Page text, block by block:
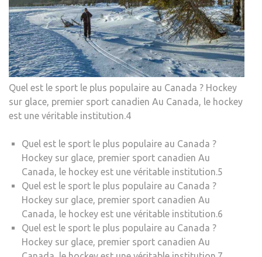
Quel est le sport le plus populaire au Canada ? Hockey
sur glace, premier sport canadien Au Canada, le hockey
est une véritable institution.4
Quel est le sport le plus populaire au Canada ?
Hockey sur glace, premier sport canadien Au
Canada, le hockey est une véritable institution.5
Quel est le sport le plus populaire au Canada ?
Hockey sur glace, premier sport canadien Au
Canada, le hockey est une véritable institution.6
Quel est le sport le plus populaire au Canada ?
Hockey sur glace, premier sport canadien Au